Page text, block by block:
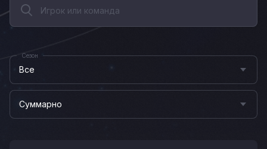
Все
Сезон
Суммарно